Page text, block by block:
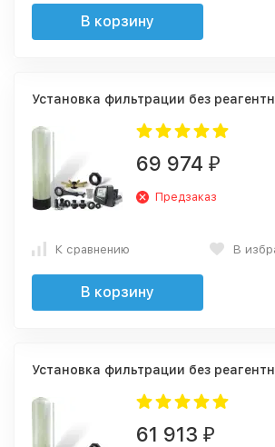
В корзину
Установка фильтрации без
69 974 ₽
Предзаказ
К сравнению В
В корзину
Установка фильтрации без
61 913 ₽